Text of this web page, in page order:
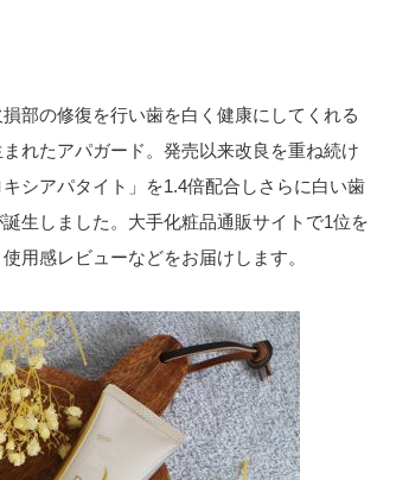
部の修復を行い歯を白く健康にしてくれる
れたアパガード。発売以来改良を重ね続け
シアパタイト」を1.4倍配合しさらに白い歯
生しました。大手化粧品通販サイトで1位を
用感レビューなどをお届けします。